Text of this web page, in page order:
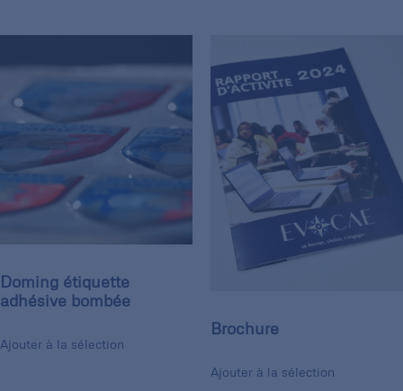
Doming étiquette
adhésive bombée
Ajouter à la sélection
Brochure
Ajouter à la sélection